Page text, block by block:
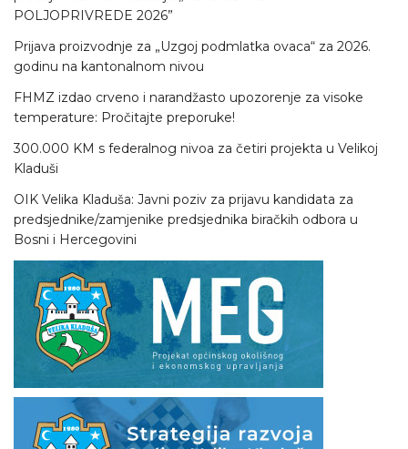
POLJOPRIVREDE 2026”
Prijava proizvodnje za „Uzgoj podmlatka ovaca“ za 2026.
godinu na kantonalnom nivou
FHMZ izdao crveno i narandžasto upozorenje za visoke
temperature: Pročitajte preporuke!
300.000 KM s federalnog nivoa za četiri projekta u Velikoj
Kladuši
OIK Velika Kladuša: Javni poziv za prijavu kandidata za
predsjednike/zamjenike predsjednika biračkih odbora u
Bosni i Hercegovini